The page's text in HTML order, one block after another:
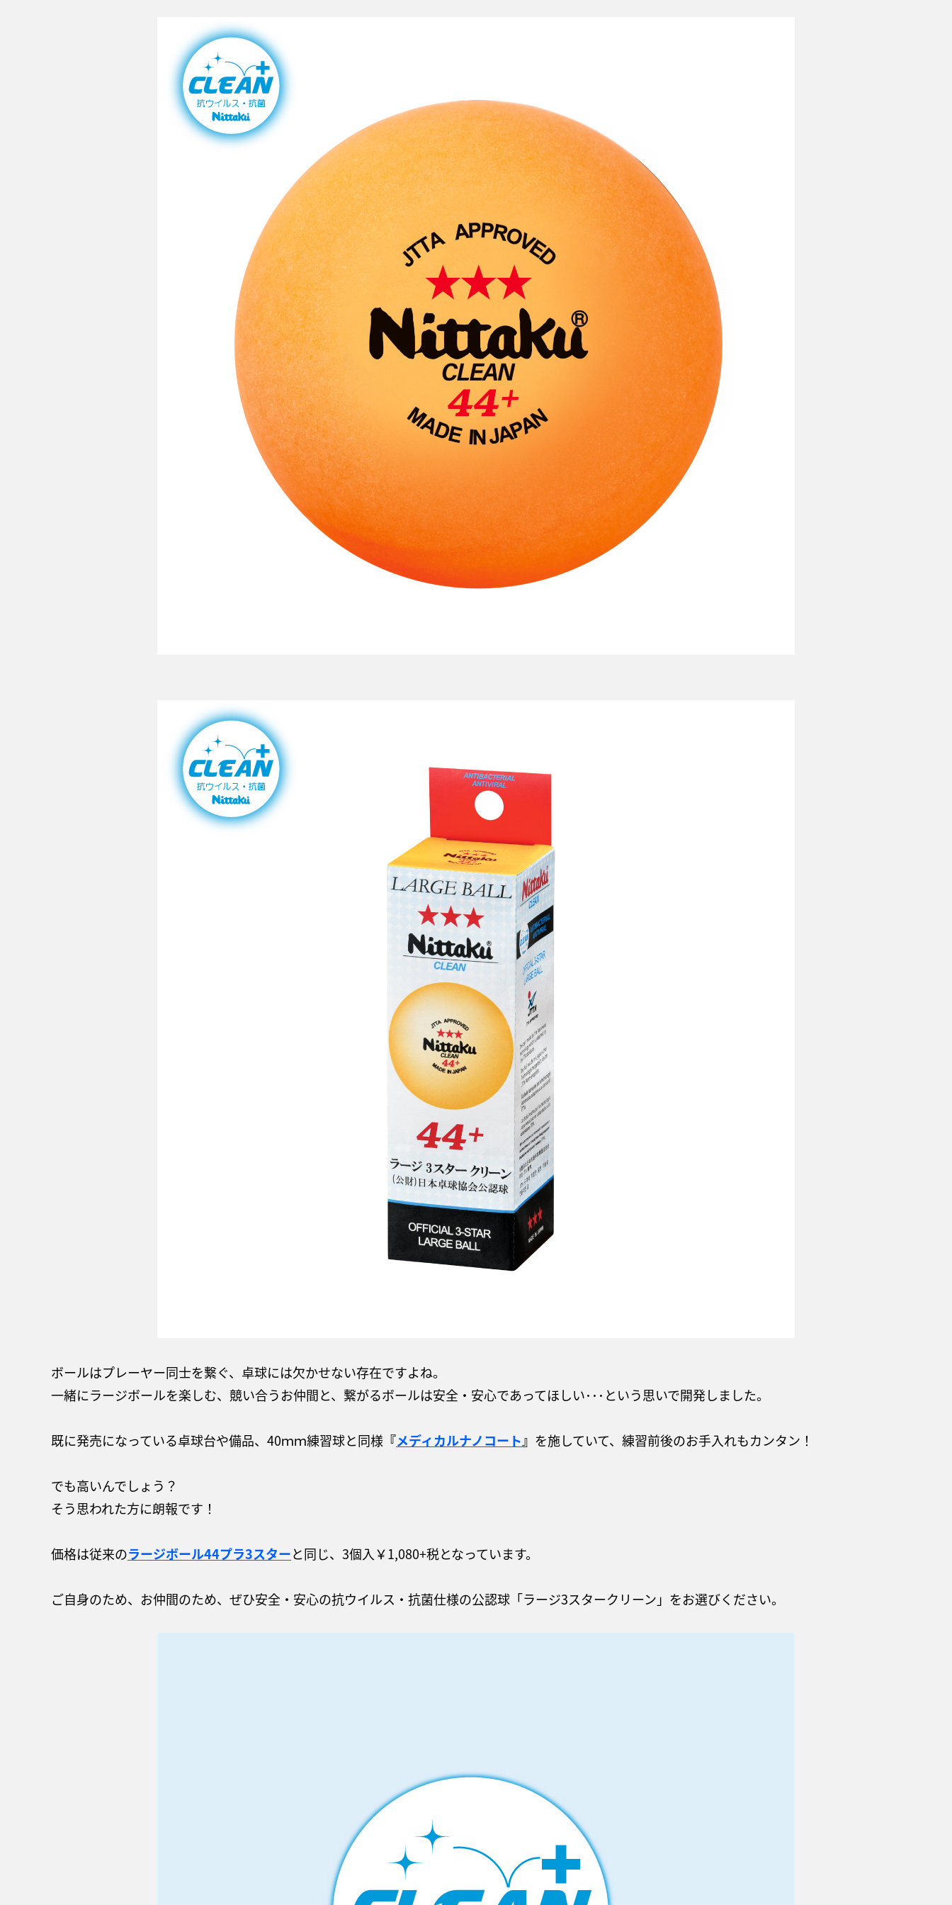
ボールはプレーヤー同士を繋ぐ、卓球には欠かせない存在ですよね。
一緒にラージボールを楽しむ、競い合うお仲間と、繋がるボールは安全・安心であってほしい･･･という思いで開発しました。
既に発売になっている卓球台や備品、40ｍｍ練習球と同様 『メディカルナノコート』 を施していて、練習前後のお手入れもカンタン！
でも高いんでしょう？
そう思われた方に朗報です！
価格は従来のラージボール44プラ3スターと同じ、3個入￥1,080+税となっています。
ご自身のため、お仲間のため、ぜひ安全・安心の抗ウイルス・抗菌仕様の公認球「ラージ3スタークリーン」をお選びください。